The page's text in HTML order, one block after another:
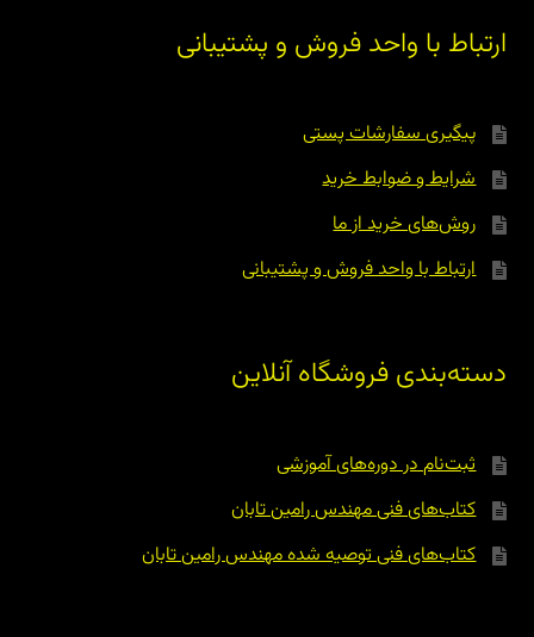
ارتباط با واحد فروش و پشتیبانی
پیگیری سفارشات پستی
شرایط و ضوابط خرید
روش‌های خرید از ما
ارتباط با واحد فروش و پشتیبانی
دسته‌بندی فروشگاه آنلاین
ثبت‌نام در دوره‌های آموزشی
کتاب‌های فنی مهندس رامین تابان
کتاب‌های فنی توصیه شده مهندس رامین تابان